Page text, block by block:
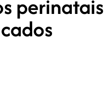
perinatais